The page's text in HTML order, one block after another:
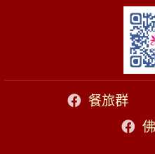
餐旅群